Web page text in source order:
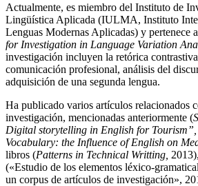
Actualmente, es miembro del Instituto de
Lingüística Aplicada (IULMA, Instituto
Lenguas Modernas Aplicadas) y pertenece
for Investigation in Language Variation
investigación incluyen la retórica
comunicación profesional, análisis del
adquisición de una segunda lengua.
Ha publicado varios artículos relacionados
investigación, mencionadas anteriormente (
Digital storytelling in English for Tourism”,
Vocabulary: the Influence of English on
libros (Patterns in Technical Writting,
(«Estudio de los elementos léxico-
un corpus de artículos de investigación»,